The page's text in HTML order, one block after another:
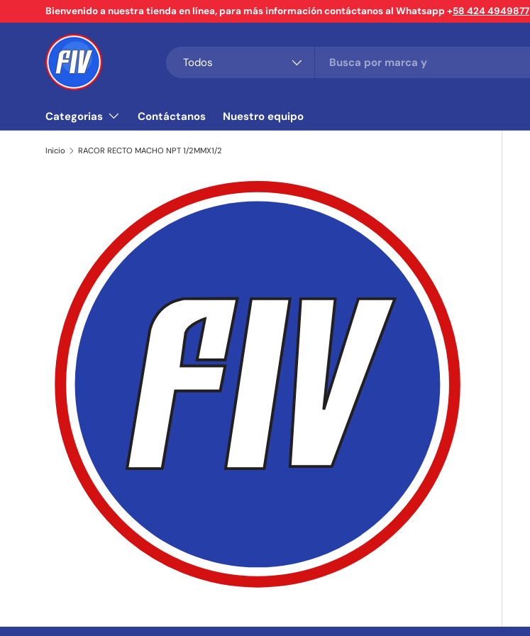
Ir al contenido
Bienvenido a nuestra tienda en línea, para más información contáctanos al Whatsapp +58 424 4949877
Todos
Categorias Contáctanos Nuestro equipo
Inicio RACOR RECTO MACHO NPT 1/2MMX1/2